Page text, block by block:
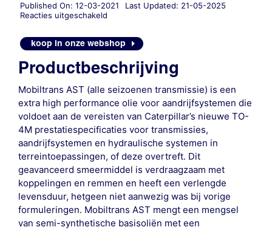
Published On: 12-03-2021
Last Updated: 21-05-2025
Reacties uitgeschakeldvoor
koop in onze webshop
Productbeschrijving
Mobiltrans AST (alle seizoenen transmissie) is een
extra high performance olie voor aandrijfsystemen die
voldoet aan de vereisten van Caterpillar’s nieuwe TO-
4M prestatiespecificaties voor transmissies,
aandrijfsystemen en hydraulische systemen in
terreintoepassingen, of deze overtreft. Dit
geavanceerd smeermiddel is verdraagzaam met
koppelingen en remmen en heeft een verlengde
levensduur, hetgeen niet aanwezig was bij vorige
formuleringen. Mobiltrans AST mengt een mengsel
van semi-synthetische basisoliën met een